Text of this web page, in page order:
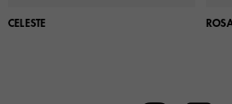
CELESTE